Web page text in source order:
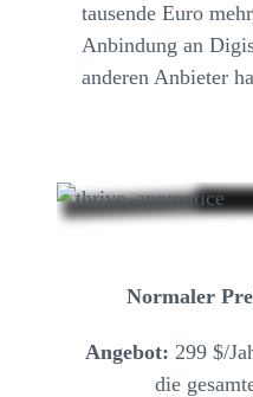
Normaler
Angebot: 299 $/
die
tausende Euro
Anbindung an
anderen Anbieter